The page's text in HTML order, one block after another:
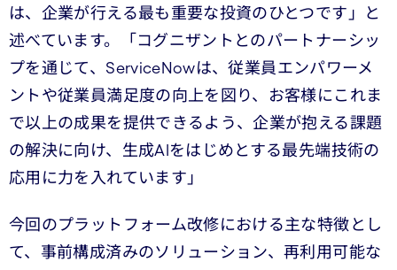
は、企業が行える最も重要な投資のひとつです」と
述べています。「コグニザントとのパートナーシッ
プを通じて、ServiceNowは、従業員エンパワーメ
ントや従業員満足度の向上を図り、お客様にこれま
で以上の成果を提供できるよう、企業が抱える課題
の解決に向け、生成AIをはじめとする最先端技術の
応用に力を入れています」
今回のプラットフォーム改修における主な特徴とし
て、事前構成済みのソリューション、再利用可能な